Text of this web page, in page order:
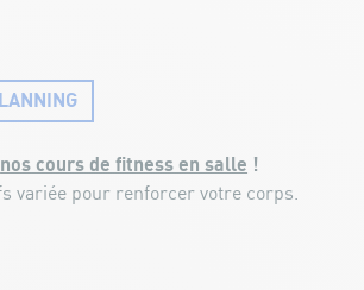
nos cours de fitness en salle !
variée pour renforcer votre corps.